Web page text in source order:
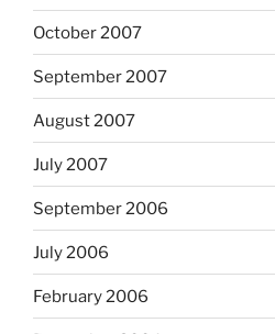
October 2007
September 2007
August 2007
July 2007
September 2006
July 2006
February 2006